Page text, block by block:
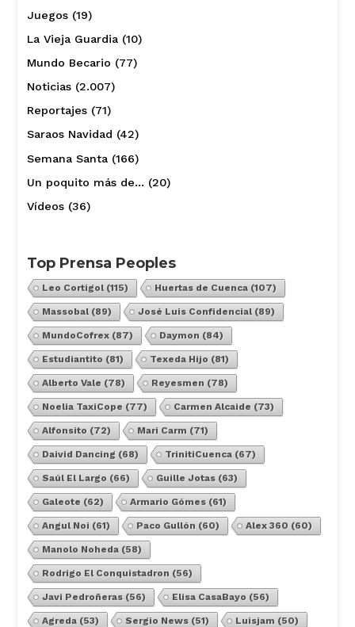
Juegos(19)
La Vieja Guardia(10)
Mundo Becario (77)
Noticias(2.007)
Reportajes(71)
Saraos Navidad (42)
Semana Santa(166)
Un poquito más de… (20)
Vídeos(36)
Top Prensa Peoples
Leo Cortigol(115) Huertas de Cuenca(107)
Massobal(89) José Luis Confidencial(89)
MundoCofrex(87) Daymon (84)
Estudiantito (81) Texeda Hijo (81)
Alberto Vale (78) Reyesmen (78)
Noelia TaxiCope (77) Carmen Alcaide (73)
Alfonsito (72) Mari Carm (71)
Daivid Dancing (68) TrinitiCuenca(67)
Saúl El Largo (66) Guille Jotas(63)
Galeote (62) Armario Gómes(61)
Angul Noi (61) Paco Gullón (60) Alex 360 (60)
Manolo Noheda(58)
Rodrigo El Conquistadron (56)
Javi Pedroñeras(56) Elisa CasaBayo (56)
Agreda(53) Sergio News(51) Luisjam (50)